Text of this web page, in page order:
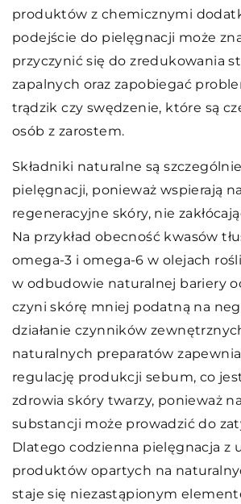
produktów z chemicznymi
podejście do pielęgnacji może
przyczynić się do zredukowania
zapalnych oraz zapobiegać
trądzik czy swędzenie, które są
osób z zarostem.
Składniki naturalne są
pielęgnacji, ponieważ wspierają
regeneracyjne skóry, nie
Na przykład obecność kwasów
omega-3 i omega-6 w olejach
w odbudowie naturalnej bariery
czyni skórę mniej podatną na
działanie czynników
naturalnych preparatów
regulację produkcji sebum, co
zdrowia skóry twarzy, ponieważ
substancji może prowadzić do
Dlatego codzienna pielęgnacja z
produktów opartych na
staje się niezastąpionym